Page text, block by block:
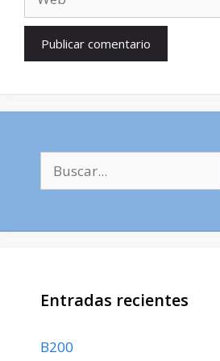
Entradas recientes
B200